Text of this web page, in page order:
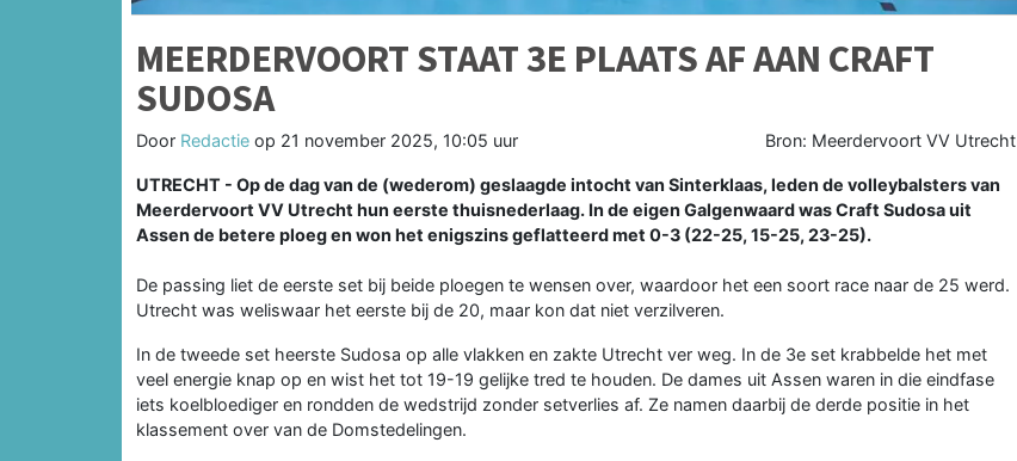
MEERDERVOORT STAAT 3E PLAATS AF AAN CRAFT
SUDOSA
Door Redactie op 21 november 2025, 10:05 uur Bron: Meerdervoort VV Utrecht
UTRECHT - Op de dag van de (wederom) geslaagde intocht van Sinterklaas, leden de volleybalsters van
Meerdervoort VV Utrecht hun eerste thuisnederlaag. In de eigen Galgenwaard was Craft Sudosa uit
Assen de betere ploeg en won het enigszins geflatteerd met 0-3 (22-25, 15-25, 23-25).
De passing liet de eerste set bij beide ploegen te wensen over, waardoor het een soort race naar de 25 werd.
Utrecht was weliswaar het eerste bij de 20, maar kon dat niet verzilveren.
In de tweede set heerste Sudosa op alle vlakken en zakte Utrecht ver weg. In de 3e set krabbelde het met
veel energie knap op en wist het tot 19-19 gelijke tred te houden. De dames uit Assen waren in die eindfase
iets koelbloediger en rondden de wedstrijd zonder setverlies af. Ze namen daarbij de derde positie in het
klassement over van de Domstedelingen.